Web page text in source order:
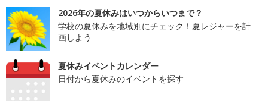
2026年の夏休みはいつからいつまで？
学校の夏休みを地域別にチェック！夏レジャーを計
画しよう
夏休みイベントカレンダー
日付から夏休みのイベントを探す